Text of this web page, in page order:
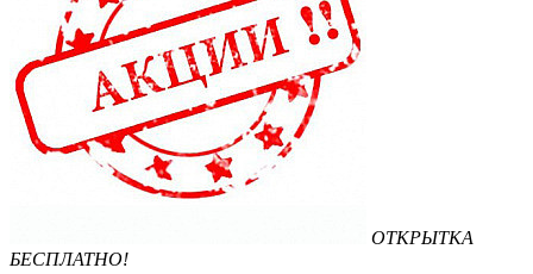
ОТКРЫТКА
БЕСПЛАТНО!